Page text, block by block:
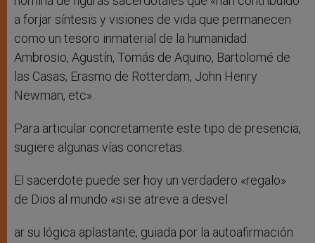
a forjar síntesis y visiones de vida que permanecen
como un tesoro inmaterial de la humanidad:
Ambrosio, Agustín, Tomás de Aquino, Bartolomé de
las Casas, Erasmo de Rotterdam, John Henry
Newman, etc».
Para articular concretamente este tipo de presencia,
sugiere algunas vías concretas.
El sacerdote puede ser hoy un verdadero «regalo»
de Dios al mundo «si se atreve a desvel
ar su lógica aplastante, guiada por la autoafirmación